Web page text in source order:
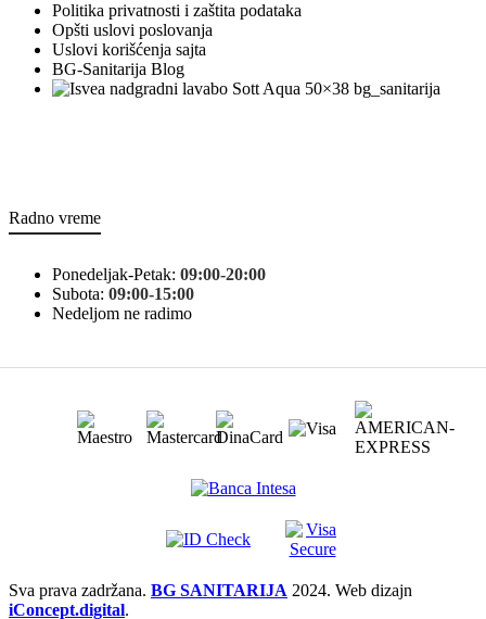
Politika privatnosti i zaštita podataka
Opšti uslovi poslovanja
Uslovi korišćenja sajta
BG-Sanitarija Blog
bg_sanitarija
Radno vreme
Ponedeljak-Petak: 09:00-20:00
Subota: 09:00-15:00
Nedeljom ne radimo
Sva prava zadržana. BG SANITARIJA 2024. Web dizajn
iConcept.digital.